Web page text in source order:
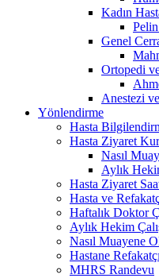
Kadın
Genel
Ortopedi
Anestezi
Yönlendirme
Hasta
Hasta Ziyaret
Nasıl
Aylık
Hasta Ziyaret
Hasta ve
Haftalık Doktor
Aylık Hekim
Nasıl Muayene
Hastane
MHRS Randevu